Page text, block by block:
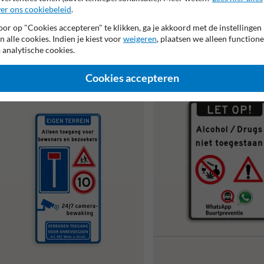
privéterrein toegang op
afspraak, pas op honden
Entreebord voor Privéterrein
doodlopende weg, snelheid e.d.
ons cookiebeleid.
op "Cookies accepteren" te klikken, ga je akkoord met de instellingen
alle cookies. Indien je kiest voorweigeren, plaatsen we alleen
analytische cookies.
Cookies accepteren